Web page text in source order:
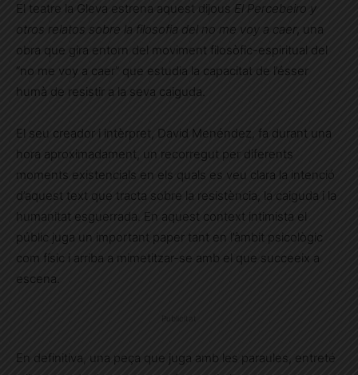
El teatre la Gleva estrena aquest dijous El Percebeiro y
otros relatos sobre la filosofia del no me voy a caer, una
obra que gira entorn del moviment filosòfic-espiritual del
“no me voy a caer” que estudia la capacitat de l’ésser
humà de resistir a la seva caiguda.
El seu creador i intèrpret, David Menéndez, fa durant una
hora aproximadament, un recorregut per diferents
moments existencials en els quals es veu clara la intenció
d’aquest text que tracta sobre la resistència, la caiguda i la
humanitat esguerrada. En aquest context intimista el
públic juga un important paper tant en l’àmbit psicològic
com físic i arriba a mimetitzar-se amb el que succeeix a
escena.
En definitiva, una peça que juga amb les paraules, entreté